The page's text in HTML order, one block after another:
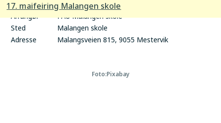
17. maifeiring Malangen skole
tid
Arrangør
FAU Malangen skole
Sted
Malangen skole
Adresse
Malangsveien 815, 9055 Mestervik
Foto:Pixabay